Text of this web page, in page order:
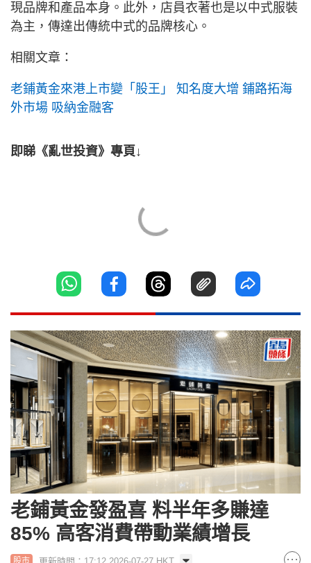
現品牌和產品本身。此外，店員衣著也是以中式服裝
為主，傳達出傳統中式的品牌核心。
相關文章：
老鋪黃金來港上市變「股王」 知名度大增 鋪路拓海
外市場 吸納金融客
即睇《亂世投資》專頁↓
老鋪黃金發盈喜 料半年多賺達
85% 高客消費帶動業績增長
股市